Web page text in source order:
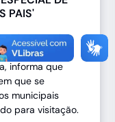
PAIS'
Jahu, através
Cemitérios
informa que
que se
municipais
para visitação.